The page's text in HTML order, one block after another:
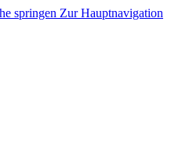
springen Zur Hauptnavigation